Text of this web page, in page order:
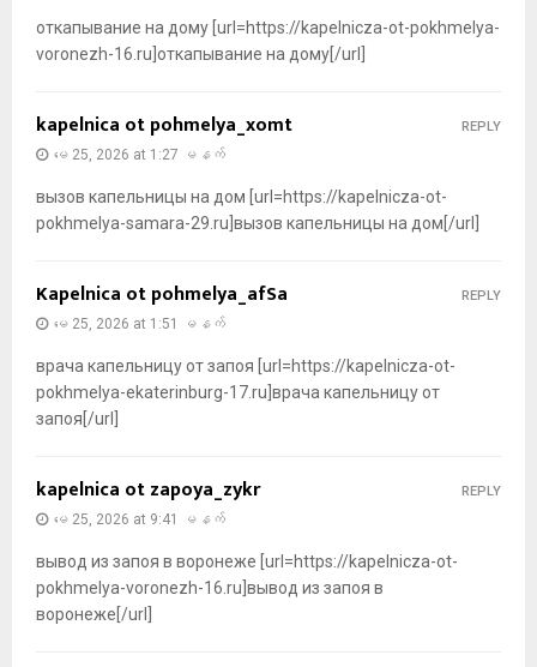
откапывание на дому [url=https://kapelnicza-ot-pokhmelya-
voronezh-16.ru]откапывание на дому[/url]
kapelnica ot pohmelya_xomt
မေ 25, 2026 at 1:27 မနက်
вызов капельницы на дом [url=https://kapelnicza-ot-
pokhmelya-samara-29.ru]вызов капельницы на дом[/url]
REPLY
Kapelnica ot pohmelya_afSa
မေ 25, 2026 at 1:51 မနက်
врача капельницу от запоя [url=https://kapelnicza-ot-
pokhmelya-ekaterinburg-17.ru]врача капельницу от
запоя[/url]
REPLY
kapelnica ot zapoya_zykr
မေ 25, 2026 at 9:41 မနက်
вывод из запоя в воронеже [url=https://kapelnicza-ot-
pokhmelya-voronezh-16.ru]вывод из запоя в
воронеже[/url]
REPLY